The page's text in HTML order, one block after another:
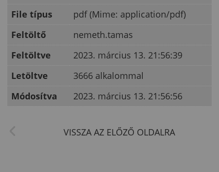
File típus
pdf (Mime: application/pdf)
Feltöltő
nemeth.tamas
Feltöltve
2023. március 13. 21:56:39
Letöltve
3666 alkalommal
Módosítva
2023. március 13. 21:56:56